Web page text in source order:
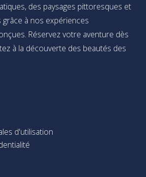
des paysages pittoresques et
grâce à nos expériences
Réservez votre aventure dès
à la découverte des beautés des
d'utilisation